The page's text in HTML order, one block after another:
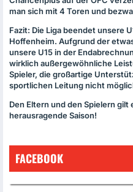
man sich mit 4 Toren und
Fazit: Die Liga beendet unsere
Hoffenheim. Aufgrund der
unsere U15 in der
wirklich außergewöhnliche
Spieler, die großartige
sportlichen Leitung nicht
Den Eltern und den Spielern
herausragende Saison!
FACEBOOK